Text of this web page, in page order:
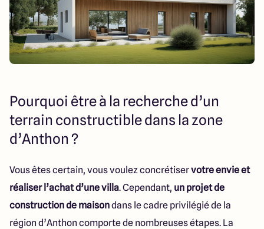
5 4.9
Pourquoi être à la recherche d’un
terrain constructible dans la zone
d’Anthon ?
Vous êtes certain, vous voulez concrétiservotre envie et
réaliser l’achat d’une villa. Cependant, un projet de
construction de maisondans le cadre privilégié de la
région d’Anthon comporte de nombreuses étapes. La